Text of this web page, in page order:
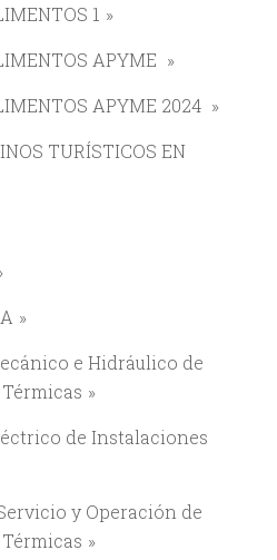
1
APYME
APYME 2024
TURÍSTICOS EN
e Hidráulico de
de Instalaciones
y Operación de